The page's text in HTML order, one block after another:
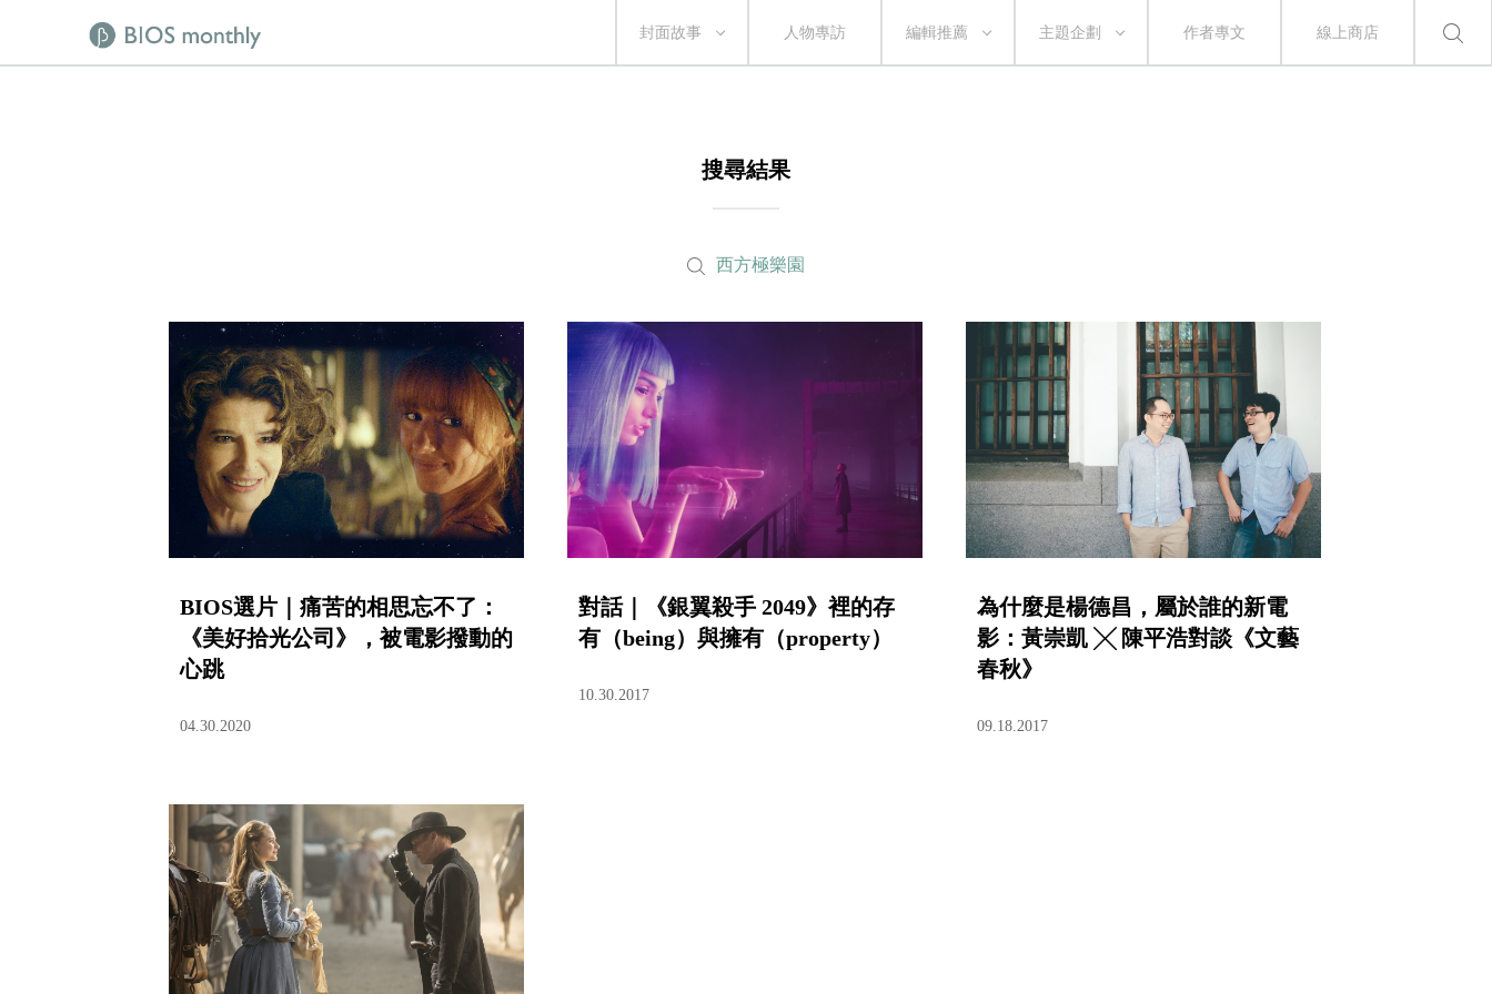
封面故事 人物專訪 編輯推薦 主題企劃 作者專文 線上商店
搜尋結果
西方極樂園
BIOS選片｜痛苦的相思忘不了：
《美好拾光公司》，被電影撥動的
心跳
04.30.2020
對話｜《銀翼殺手 2049》裡的存
有（being）與擁有（property）
10.30.2017
為什麼是楊德昌，屬於誰的新電
影：黃崇凱 ╳ 陳平浩對談《文藝
春秋》
09.18.2017